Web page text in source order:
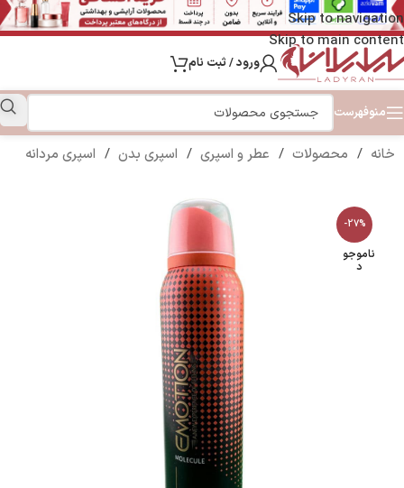
Skip to navigation
Skip to main content
ورود / ثبت نام
منوفهرست
خانه / محصولات / عطر و اسپری / اسپری بدن / اسپری مردانه
-27%
ناموجو
د